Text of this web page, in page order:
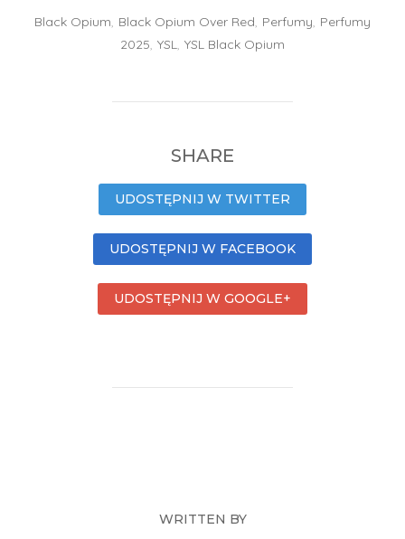
Black Opium, Black Opium Over Red, Perfumy, Perfumy
2025, YSL, YSL Black Opium
SHARE
UDOSTĘPNIJ W TWITTER
UDOSTĘPNIJ W FACEBOOK
UDOSTĘPNIJ W GOOGLE+
WRITTEN BY